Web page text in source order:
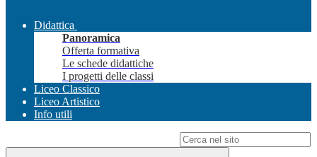
Didattica
Panoramica
Offerta formativa
Le schede didattiche
I progetti delle classi
Liceo Classico
Liceo Artistico
Info utili